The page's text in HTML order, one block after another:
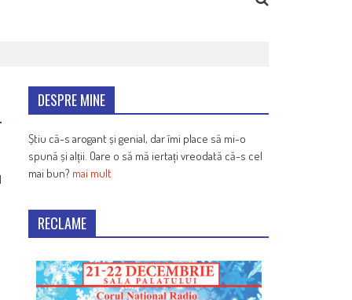
DESPRE MINE
Știu că-s arogant și genial, dar îmi place să mi-o
spună și alții. Oare o să mă iertați vreodată că-s cel
mai bun? mai mult
RECLAME